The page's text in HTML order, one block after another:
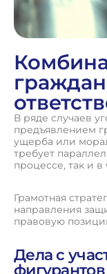
В ряде случаев
предъявлением
ущерба или
требует
процессе, так и
Грамотная
направления
правовую
Дела с